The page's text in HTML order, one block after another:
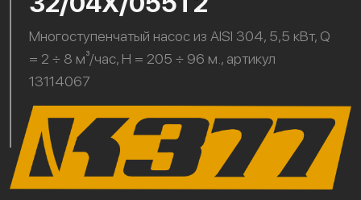
Многоступенчатый насос из AISI 304, 5,5 кВт, Q
= 2 ÷ 8 м³/час, H = 205 ÷ 96 м., артикул
13114067